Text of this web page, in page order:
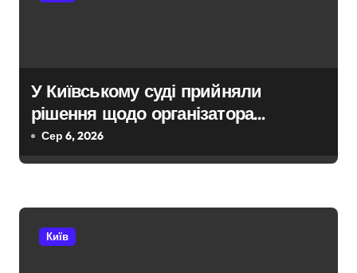
У Київському суді прийняли
рішення щодо організатора
ботоферми для російського
сервісу
Сер 6, 2026
Київ